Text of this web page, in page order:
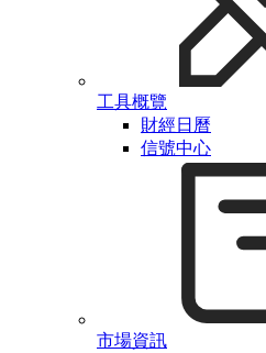
工具概覽
財經日曆
信號中心
市場資訊